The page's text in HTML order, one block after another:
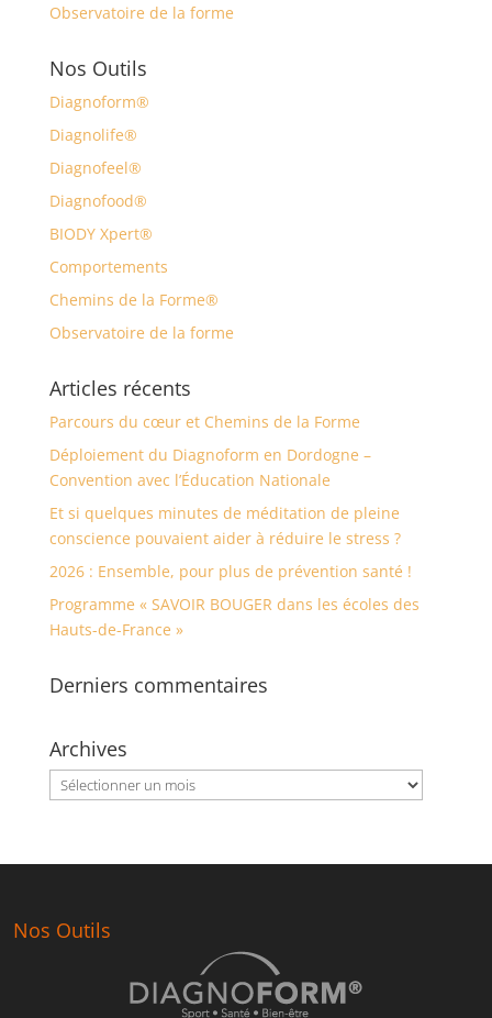
Observatoire de la forme
Nos Outils
Diagnoform®
Diagnolife®
Diagnofeel®
Diagnofood®
BIODY Xpert®
Comportements
Chemins de la Forme®
Observatoire de la forme
Articles récents
Parcours du cœur et Chemins de la Forme
Déploiement du Diagnoform en Dordogne –
Convention avec l’Éducation Nationale
Et si quelques minutes de méditation de pleine
conscience pouvaient aider à réduire le stress ?
2026 : Ensemble, pour plus de prévention santé !
Programme « SAVOIR BOUGER dans les écoles des
Hauts-de-France »
Derniers commentaires
Archives
Archives
Nos Outils